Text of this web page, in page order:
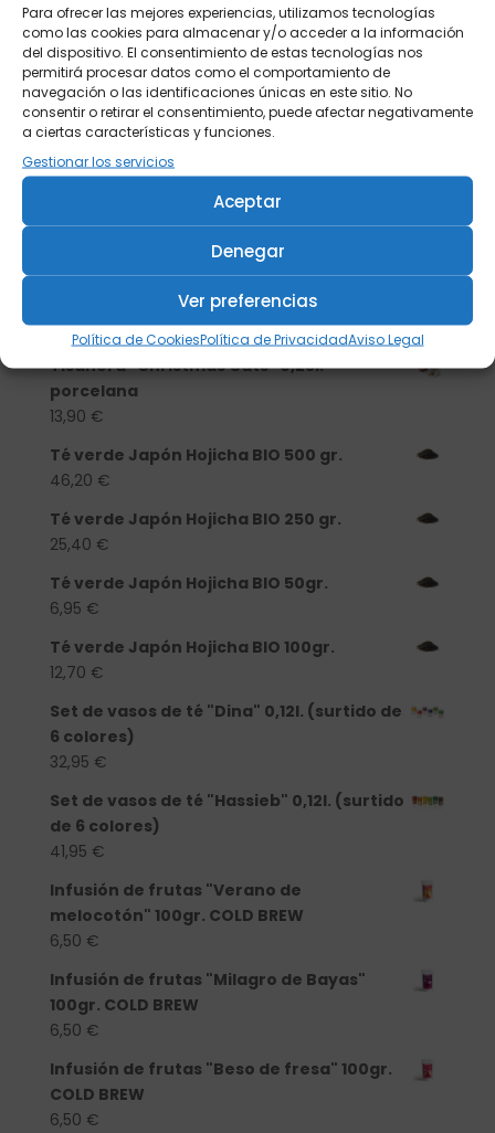
Para ofrecer las mejores experiencias, utilizamos tecnologías
como las cookies para almacenar y/o acceder a la información
del dispositivo. El consentimiento de estas tecnologías nos
permitirá procesar datos como el comportamiento de
navegación o las identificaciones únicas en este sitio. No
consentir o retirar el consentimiento, puede afectar negativamente
a ciertas características y funciones.
Gestionar los servicios
Aceptar
Denegar
Ver preferencias
Política de CookiesPolítica de PrivacidadAviso Legal
Productos
Tisanera "Christmas Cats" 0,25l.
porcelana
13,90 €
Té verde Japón Hojicha BIO 500 gr.
46,20 €
Té verde Japón Hojicha BIO 250 gr.
25,40 €
Té verde Japón Hojicha BIO 50gr.
6,95 €
Té verde Japón Hojicha BIO 100gr.
12,70 €
Set de vasos de té "Dina" 0,12l. (surtido de
6 colores)
32,95 €
Set de vasos de té "Hassieb" 0,12l. (surtido
de 6 colores)
41,95 €
Infusión de frutas "Verano de
melocotón" 100gr. COLD BREW
6,50 €
Infusión de frutas "Milagro de Bayas"
100gr. COLD BREW
6,50 €
Infusión de frutas "Beso de fresa" 100gr.
COLD BREW
6,50 €